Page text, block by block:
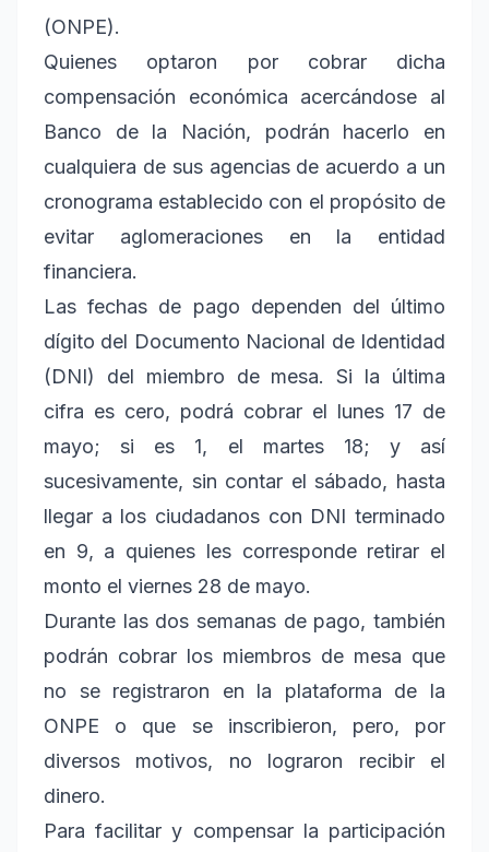
(ONPE).
Quienes optaron por cobrar dicha
compensación económica acercándose al
Banco de la Nación, podrán hacerlo en
cualquiera de sus agencias de acuerdo a un
cronograma establecido con el propósito de
evitar aglomeraciones en la entidad
financiera.
Las fechas de pago dependen del último
dígito del Documento Nacional de Identidad
(DNI) del miembro de mesa. Si la última
cifra es cero, podrá cobrar el lunes 17 de
mayo; si es 1, el martes 18; y así
sucesivamente, sin contar el sábado, hasta
llegar a los ciudadanos con DNI terminado
en 9, a quienes les corresponde retirar el
monto el viernes 28 de mayo.
Durante las dos semanas de pago, también
podrán cobrar los miembros de mesa que
no se registraron en la plataforma de la
ONPE o que se inscribieron, pero, por
diversos motivos, no lograron recibir el
dinero.
Para facilitar y compensar la participación